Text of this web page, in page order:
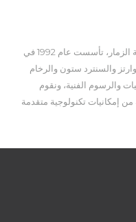
شركة النبيل ذ.م.م هي إحدى شركات مجموعة الزمار، تأسست عام 1992 في
والسنترد ستون والرخام
والرسوم الفنية، ونقوم
من إمكانيات تكنولوجية متقدمة